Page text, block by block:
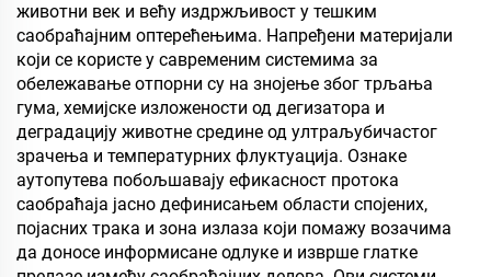
животни век и већу издржљивост у тешким
саобраћајним оптерећењима. Напређени материјали
који се користе у савременим системима за
обележавање отпорни су на знојење због трљања
гума, хемијске изложености од дегизатора и
деградацију животне средине од ултраљубичастог
зрачења и температурних флуктуација. Ознаке
аутопутева побољшавају ефикасност протокa
саобраћаја јасно дефинисањем области спојених,
појасних трака и зона излаза који помажу возачима
да доносе информисане одлуке и изврше глатке